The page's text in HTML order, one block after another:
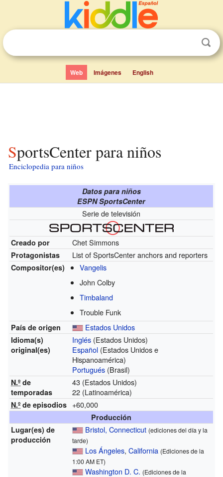
Web Imágenes English
SportsCenter para niños
Enciclopedia para niños
Datos para niños
ESPN SportsCenter
Serie de televisión
Creado por Chet Simmons
Protagonistas List of SportsCenter anchors and reporters
Compositor(es)
Vangelis
John Colby
Timbaland
Trouble Funk
País de origen Estados Unidos
Idioma(s)
original(es)
Inglés (Estados Unidos)
Español (Estados Unidos e
Hispanoamérica)
Portugués (Brasil)
N.º de
temporadas
43 (Estados Unidos)
22 (Latinoamérica)
N.º de episodios +60,000
Producción
Lugar(es) de
producción
Bristol, Connecticut (ediciones del día y la
tarde)
Los Ángeles,California (Ediciones de la
1:00 AM ET)
Washington D. C. (Ediciones de la